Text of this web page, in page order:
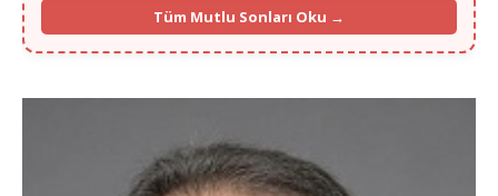
"Gurbette yalnızlık zordu ama Murat Bey'in ilgisi ve portalı
sayesinde Köln'den hayat arkadaşımı buldum."
- Fatma K. (Köln)
- İbrahim G. (Münih)
Tüm Mutlu Sonları Oku →